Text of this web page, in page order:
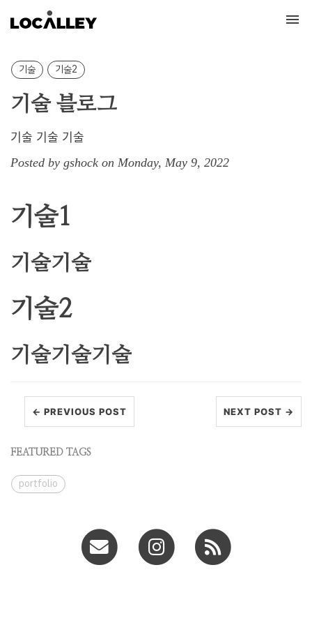
기술 기술2
기술 블로그
기술 기술 기술
Posted by gshock on Monday, May 9, 2022
기술1
기술기술
기술2
기술기술기술
← PREVIOUS POST NEXT POST →
FEATURED TAGS
portfolio